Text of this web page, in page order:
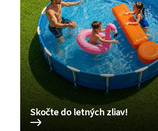
Skočte do letných zliav!